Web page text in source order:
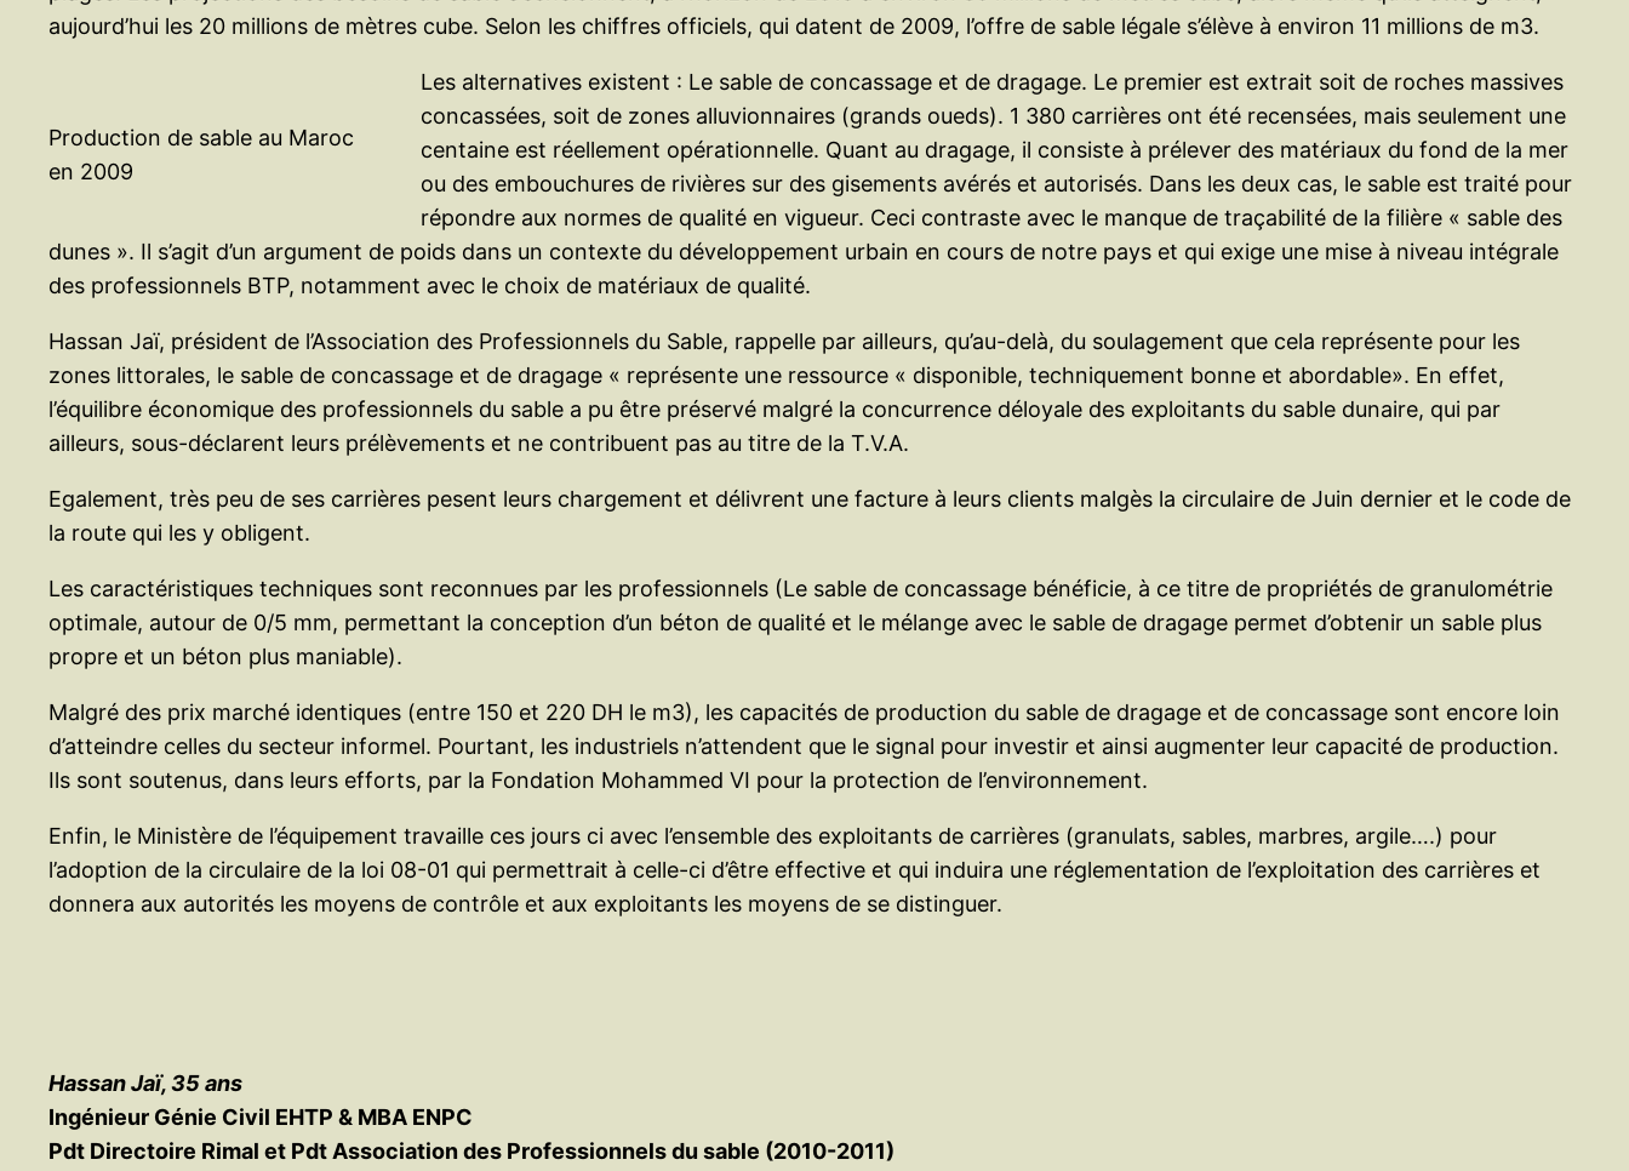
aujourd’hui les 20 millions de mètres cube. Selon les chiffres officiels, qui datent de 2009, l’offre de sable légale s’élève à environ 11 millions de m3.
Production de sable au Maroc
en 2009
Les alternatives existent : Le sable de concassage et de dragage. Le premier est extrait soit de roches massives
concassées, soit de zones alluvionnaires (grands oueds). 1 380 carrières ont été recensées, mais seulement une
centaine est réellement opérationnelle. Quant au dragage, il consiste à prélever des matériaux du fond de la mer
ou des embouchures de rivières sur des gisements avérés et autorisés. Dans les deux cas, le sable est traité pour
répondre aux normes de qualité en vigueur. Ceci contraste avec le manque de traçabilité de la filière « sable des
dunes ». Il s’agit d’un argument de poids dans un contexte du développement urbain en cours de notre pays et qui exige une mise à niveau intégrale
des professionnels BTP, notamment avec le choix de matériaux de qualité.
Hassan Jaï, président de l’Association des Professionnels du Sable, rappelle par ailleurs, qu’au-delà, du soulagement que cela représente pour les
zones littorales, le sable de concassage et de dragage « représente une ressource « disponible, techniquement bonne et abordable». En effet,
l’équilibre économique des professionnels du sable a pu être préservé malgré la concurrence déloyale des exploitants du sable dunaire, qui par
ailleurs, sous-déclarent leurs prélèvements et ne contribuent pas au titre de la T.V.A.
Egalement, très peu de ses carrières pesent leurs chargement et délivrent une facture à leurs clients malgès la circulaire de Juin dernier et le code de
la route qui les y obligent.
Les caractéristiques techniques sont reconnues par les professionnels (Le sable de concassage bénéficie, à ce titre de propriétés de granulométrie
optimale, autour de 0/5 mm, permettant la conception d’un béton de qualité et le mélange avec le sable de dragage permet d’obtenir un sable plus
propre et un béton plus maniable).
Malgré des prix marché identiques (entre 150 et 220 DH le m3), les capacités de production du sable de dragage et de concassage sont encore loin
d’atteindre celles du secteur informel. Pourtant, les industriels n’attendent que le signal pour investir et ainsi augmenter leur capacité de production.
Ils sont soutenus, dans leurs efforts, par la Fondation Mohammed VI pour la protection de l’environnement.
Enfin, le Ministère de l’équipement travaille ces jours ci avec l’ensemble des exploitants de carrières (granulats, sables, marbres, argile….) pour
l’adoption de la circulaire de la loi 08-01 qui permettrait à celle-ci d’être effective et qui induira une réglementation de l’exploitation des carrières et
donnera aux autorités les moyens de contrôle et aux exploitants les moyens de se distinguer.
Hassan Jaï, 35 ans
Ingénieur Génie Civil EHTP & MBA ENPC
Pdt Directoire Rimal et Pdt Association des Professionnels du sable (2010-2011)